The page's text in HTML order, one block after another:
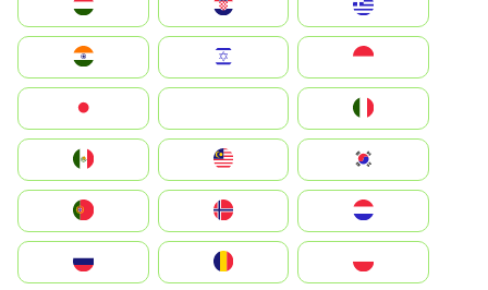
Hrvatska
Magyarország
Indonesia
South Korea
Nederland
Portugal
România